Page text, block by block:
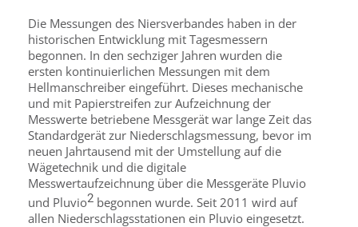
Die Messungen des Niersverbandes haben in der
historischen Entwicklung mit Tagesmessern
begonnen. In den sechziger Jahren wurden die
ersten kontinuierlichen Messungen mit dem
Hellmanschreiber eingeführt. Dieses mechanische
und mit Papierstreifen zur Aufzeichnung der
Messwerte betriebene Messgerät war lange Zeit das
Standardgerät zur Niederschlagsmessung, bevor im
neuen Jahrtausend mit der Umstellung auf die
Wägetechnik und die digitale
Messwertaufzeichnung über die Messgeräte Pluvio
und Pluvio2 begonnen wurde. Seit 2011 wird auf
allen Niederschlagsstationen ein Pluvio eingesetzt.